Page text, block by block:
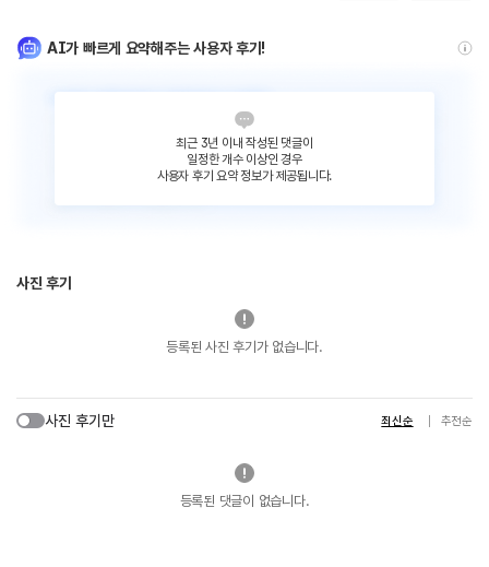
AI가 빠르게 요약해주는 사용자 후기!
최근 3년 이내 작성된 댓글이
일정한 개수 이상인 경우
사용자 후기 요약 정보가 제공됩니다.
사진 후기
등록된 사진 후기가 없습니다.
사진 후기만 최신순 추천순
등록된 댓글이 없습니다.